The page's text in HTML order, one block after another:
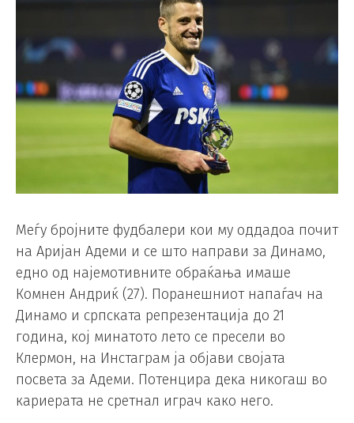
Меѓу бројните фудбалери кои му оддадоа почит
на Аријан Адеми и се што направи за Динамо,
еднo од најемотивните обраќања имаше
Комнен Андриќ (27). Поранешниот напаѓач на
Динамо и српската репрезентација до 21
година, кој минатото лето се пресели во
Клермон, на Инстаграм ја објави својата
посвета за Адеми. Потенцира дека никогаш во
кариерата не сретнал играч како него.